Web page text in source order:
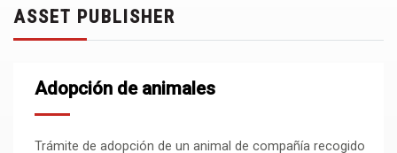
ASSET PUBLISHER
Adopción de animales
Trámite de adopción de un animal de compañía recogido